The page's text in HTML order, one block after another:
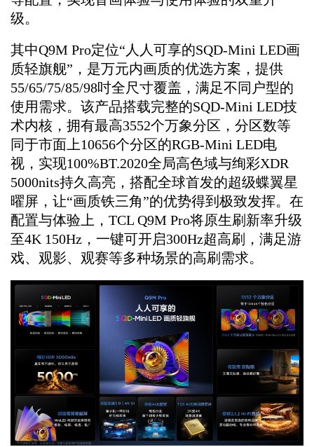
级。
其中Q9M Pro定位“人人可享的SQD-Mini LED画
质轻旗舰”，是万元内画质的优选方案，提供
55/65/75/85/98吋全尺寸覆盖，满足不同户型的
使用需求。该产品搭载完整的SQD-Mini LED技
术内核，拥有最高3552个万象分区，分区数等
同于市面上10656个分区的RGB-Mini LED电
视，实现100%BT.2020全局高色域与绚彩XDR
5000nits持久高亮，搭配全球首发的超级蝶翼星
曜屏，让“画质铁三角”的优势得到极致发挥。在
配置与体验上，TCL Q9M Pro将原生刷新率升级
至4K 150Hz，一键可开启300Hz超高刷，满足游
戏、观影、观赛等多种场景的高刷需求。